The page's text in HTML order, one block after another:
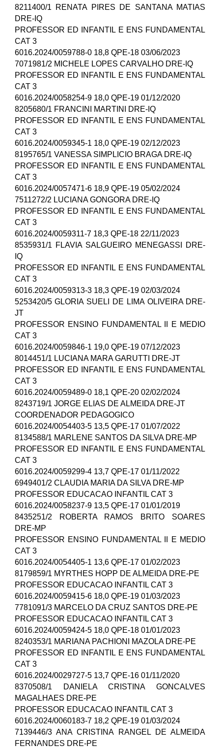
8211400/1 RENATA PIRES DE SANTANA MATIAS
DRE-IQ
PROFESSOR ED INFANTIL E ENS FUNDAMENTAL
CAT 3
6016.2024/0059788-0 18,8 QPE-18 03/06/2023
7071981/2 MICHELE LOPES CARVALHO DRE-IQ
PROFESSOR ED INFANTIL E ENS FUNDAMENTAL
CAT 3
6016.2024/0058254-9 18,0 QPE-19 01/12/2020
8205680/1 FRANCINI MARTINI DRE-IQ
PROFESSOR ED INFANTIL E ENS FUNDAMENTAL
CAT 3
6016.2024/0059345-1 18,0 QPE-19 02/12/2023
8195765/1 VANESSA SIMPLICIO BRAGA DRE-IQ
PROFESSOR ED INFANTIL E ENS FUNDAMENTAL
CAT 3
6016.2024/0057471-6 18,9 QPE-19 05/02/2024
7511272/2 LUCIANA GONGORA DRE-IQ
PROFESSOR ED INFANTIL E ENS FUNDAMENTAL
CAT 3
6016.2024/0059311-7 18,3 QPE-18 22/11/2023
8535931/1 FLAVIA SALGUEIRO MENEGASSI DRE-
IQ
PROFESSOR ED INFANTIL E ENS FUNDAMENTAL
CAT 3
6016.2024/0059313-3 18,3 QPE-19 02/03/2024
5253420/5 GLORIA SUELI DE LIMA OLIVEIRA DRE-
JT
PROFESSOR ENSINO FUNDAMENTAL II E MEDIO
CAT 3
6016.2024/0059846-1 19,0 QPE-19 07/12/2023
8014451/1 LUCIANA MARA GARUTTI DRE-JT
PROFESSOR ED INFANTIL E ENS FUNDAMENTAL
CAT 3
6016.2024/0059489-0 18,1 QPE-20 02/02/2024
8243719/1 JORGE ELIAS DE ALMEIDA DRE-JT
COORDENADOR PEDAGOGICO
6016.2024/0054403-5 13,5 QPE-17 01/07/2022
8134588/1 MARLENE SANTOS DA SILVA DRE-MP
PROFESSOR ED INFANTIL E ENS FUNDAMENTAL
CAT 3
6016.2024/0059299-4 13,7 QPE-17 01/11/2022
6949401/2 CLAUDIA MARIA DA SILVA DRE-MP
PROFESSOR EDUCACAO INFANTIL CAT 3
6016.2024/0058237-9 13,5 QPE-17 01/01/2019
8435251/2 ROBERTA RAMOS BRITO SOARES
DRE-MP
PROFESSOR ENSINO FUNDAMENTAL II E MEDIO
CAT 3
6016.2024/0054405-1 13,6 QPE-17 01/02/2023
8179859/1 MYRTHES HOPP DE ALMEIDA DRE-PE
PROFESSOR EDUCACAO INFANTIL CAT 3
6016.2024/0059415-6 18,0 QPE-19 01/03/2023
7781091/3 MARCELO DA CRUZ SANTOS DRE-PE
PROFESSOR EDUCACAO INFANTIL CAT 3
6016.2024/0059424-5 18,0 QPE-18 01/01/2023
8240353/1 MARIANA PACHIONI MAZOLA DRE-PE
PROFESSOR ED INFANTIL E ENS FUNDAMENTAL
CAT 3
6016.2024/0029727-5 13,7 QPE-16 01/11/2020
8370508/1 DANIELA CRISTINA GONCALVES
MAGALHAES DRE-PE
PROFESSOR EDUCACAO INFANTIL CAT 3
6016.2024/0060183-7 18,2 QPE-19 01/03/2024
7139446/3 ANA CRISTINA RANGEL DE ALMEIDA
FERNANDES DRE-PE